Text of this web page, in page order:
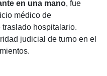
en una mano, fue
médico de
traslado hospitalario.
judicial de turno en el